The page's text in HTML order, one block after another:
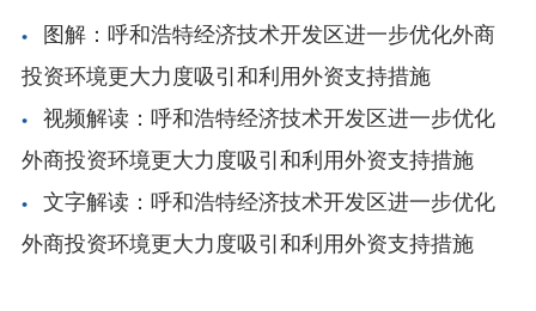
图解：呼和浩特经济技术开发区进一步优化外商
投资环境更大力度吸引和利用外资支持措施
视频解读：呼和浩特经济技术开发区进一步优化
外商投资环境更大力度吸引和利用外资支持措施
文字解读：呼和浩特经济技术开发区进一步优化
外商投资环境更大力度吸引和利用外资支持措施